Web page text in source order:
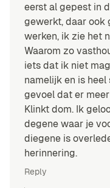
eerst al gepest in
gewerkt, daar ook
werken, ik zie het
Waarom zo
iets dat ik niet
namelijk en is
gevoel dat er
Klinkt dom. Ik
degene waar je
diegene is
herinnering.
Reply